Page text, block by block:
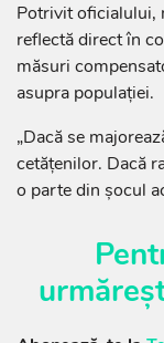
Potrivit oficialului,
reflectă direct în
măsuri
asupra populației.
„Dacă se
cetățenilor. Dacă
o parte din șocul